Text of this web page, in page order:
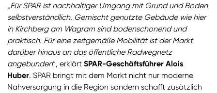
„Für SPAR ist nachhaltiger Umgang mit Grund und Boden
selbstverständlich. Gemischt genutzte Gebäude wie hier
in Kirchberg am Wagram sind bodenschonend und
praktisch. Für eine zeitgemäße Mobilität ist der Markt
darüber hinaus an das öffentliche Radwegnetz
angebunden“, erklärt SPAR-Geschäftsführer Alois
Huber. SPAR bringt mit dem Markt nicht nur moderne
Nahversorgung in die Region sondern schafft zusätzlich